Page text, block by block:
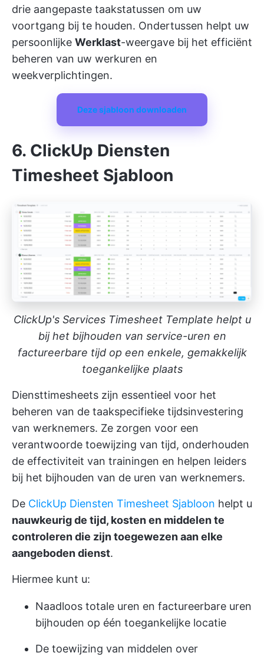
drie aangepaste taakstatussen om uw
voortgang bij te houden. Ondertussen helpt uw
persoonlijke Werklast-weergave bij het efficiënt
beheren van uw werkuren en
weekverplichtingen.
Deze sjabloon downloaden
6. ClickUp Diensten
Timesheet Sjabloon
ClickUp's Services Timesheet Template helpt u
bij het bijhouden van service-uren en
factureerbare tijd op een enkele, gemakkelijk
toegankelijke plaats
Diensttimesheets zijn essentieel voor het
beheren van de taakspecifieke tijdsinvestering
van werknemers. Ze zorgen voor een
verantwoorde toewijzing van tijd, onderhouden
de effectiviteit van trainingen en helpen leiders
bij het bijhouden van de uren van werknemers.
De ClickUp Diensten Timesheet Sjabloon helpt u
nauwkeurig de tijd, kosten en middelen te
controleren die zijn toegewezen aan elke
aangeboden dienst.
Hiermee kunt u:
Naadloos totale uren en factureerbare uren
bijhouden op één toegankelijke locatie
De toewijzing van middelen over